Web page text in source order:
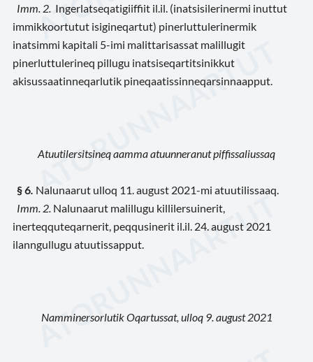
Imm. 2. Ingerlatseqatigiiffiit il.il. (inatsisilerinermi inuttut
immikkoortutut isigineqartut) pinerluttulerinermik
inatsimmi kapitali 5-imi malittarisassat malillugit
pinerluttulerineq pillugu inatsiseqartitsinikkut
akisussaatinneqarlutik pineqaatissinneqarsinnaapput.
Atuutilersitsineq aamma atuunneranut piffissaliussaq
§ 6 Nalunaarut ulloq 11. august 2021-mi atuutilissaaq.
Imm. 2. Nalunaarut malillugu killilersuinerit,
inerteqquteqarnerit, peqqusinerit il.il. 24. august 2021
ilanngullugu atuutissapput.
Namminersorlutik Oqartussat, ulloq 9. august 2021